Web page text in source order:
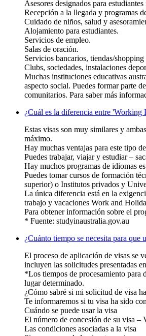
Asesores designados para
Recepción a la llegada y programas
Cuidado de niños, salud y
Alojamiento para estudiantes.
Servicios de empleo.
Salas de oración.
Servicios bancarios, tiendas/shopping
Clubs, sociedades, instalaciones
Muchas instituciones educativas
aspecto social. Puedes formar parte
comunitarios. Para saber más
¿Cuál es la diferencia entre
Estas visas ​​son muy similares y
máximo.
Hay muchas ventajas para este tipo
Puedes trabajar, viajar y estudiar –
Hay muchos programas de idiomas
Puedes tomar cursos de formación
superior) o Institutos privados y
La única diferencia está en la
trabajo y vacaciones Work and
Para obtener información sobre el
* Fuente: studyinaustralia.gov.au
¿Cuánto tiempo se necesita para que
El proceso de aplicación de visas se
incluyen las solicitudes presentadas
*Los tiempos de procesamiento para
lugar determinado.
¿Cómo sabré si mi solicitud de visa
Te informaremos si tu visa ha sido
Cuándo se puede usar la visa
El número de concesión de su visa
Las condiciones asociadas a la visa